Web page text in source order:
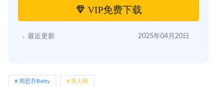
VIP免费下载
最近更新 2025年04月20日
周思乔Betty 秀人网